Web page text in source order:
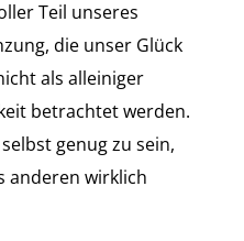
Teil unseres
die unser Glück
als alleiniger
betrachtet werden.
genug zu sein,
anderen wirklich